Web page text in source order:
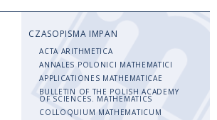
CZASOPISMA IMPAN
ACTA ARITHMETICA
ANNALES POLONICI MATHEMATICI
APPLICATIONES MATHEMATICAE
BULLETIN OF THE POLISH ACADEMY
OF SCIENCES. MATHEMATICS
COLLOQUIUM MATHEMATICUM